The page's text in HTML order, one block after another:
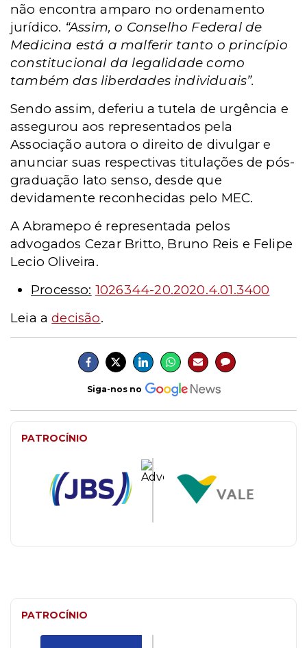
não encontra amparo no ordenamento
jurídico. “Assim, o Conselho Federal de
Medicina está a malferir tanto o princípio
constitucional da legalidade como
também das liberdades individuais”.
Sendo assim, deferiu a tutela de urgência e
assegurou aos representados pela
Associação autora o direito de divulgar e
anunciar suas respectivas titulações de pós-
graduação lato senso, desde que
devidamente reconhecidas pelo MEC.
A Abramepo é representada pelos
advogados Cezar Britto, Bruno Reis e Felipe
Lecio Oliveira.
Processo: 1026344-20.2020.4.01.3400
Leia adecisão.
Siga-nos no
PATROCÍNIO
PATROCÍNIO